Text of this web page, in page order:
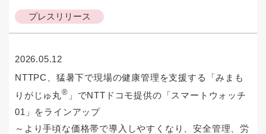
プレスリリース
2026.05.12
NTTPC、猛暑下で現場の健康管理を支援する「みまも
りがじゅ丸® 」でNTTドコモ提供の「スマートウォッチ
01」をラインアップ
～より手頃な価格帯で導入しやすくなり、安全管理、労